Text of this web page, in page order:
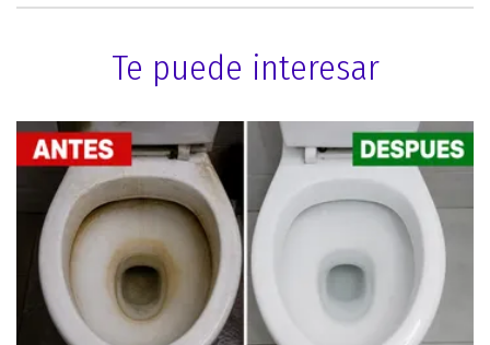
Te puede interesar